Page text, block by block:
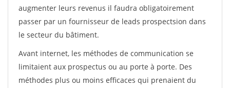
augmenter leurs revenus il faudra obligatoirement
passer par un fournisseur de leads prospectsion dans
le secteur du bâtiment.
Avant internet, les méthodes de communication se
limitaient aux prospectus ou au porte à porte. Des
méthodes plus ou moins efficaces qui prenaient du